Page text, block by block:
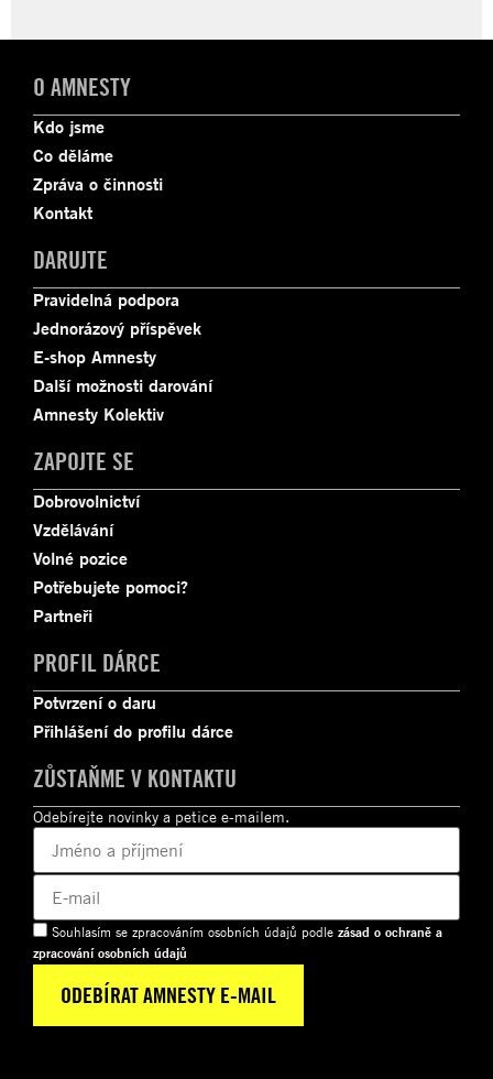
O AMNESTY
Kdo jsme
Co děláme
Zpráva o činnosti
Kontakt
DARUJTE
Pravidelná podpora
Jednorázový příspěvek
E-shop Amnesty
Další možnosti darování
Amnesty Kolektiv
ZAPOJTE SE
Dobrovolnictví
Vzdělávání
Volné pozice
Potřebujete pomoci?
Partneři
PROFIL DÁRCE
Potvrzení o daru
Přihlášení do profilu dárce
ZŮSTAŇME V KONTAKTU
Odebírejte novinky a petice e-mailem.
Souhlasím se zpracováním osobních údajů podle zásad o ochraně a
zpracování osobních údajů